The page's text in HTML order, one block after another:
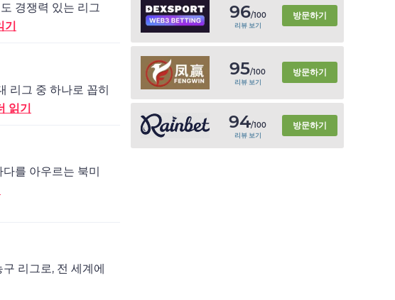
경쟁력 있는 리그
기
리그 중 하나로 꼽히
읽기
를 아우르는 북미
리그로, 전 세계에
96/100
리뷰 보기
방문하기
95/100
리뷰 보기
방문하기
94/100
리뷰 보기
방문하기